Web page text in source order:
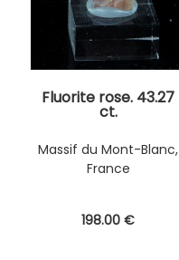
Fluorite rose. 43.27
ct.
Massif du Mont-Blanc,
France
198.00 €